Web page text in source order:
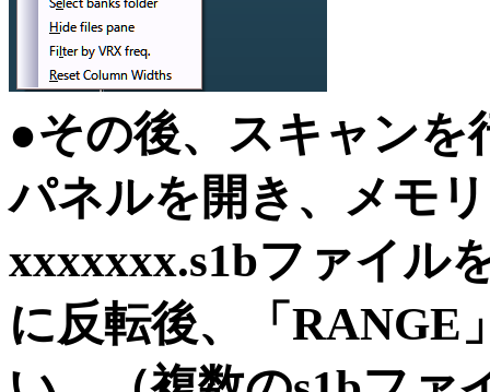
●その後、スキャンを
パネルを開き、メモ
xxxxxxx.s1bファイル
に反転後、「RANGE